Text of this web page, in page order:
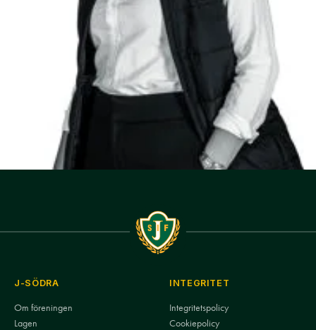
J-SÖDRA
Om föreningen
Lagen
INTEGRITET
Integritetspolicy
Cookiepolicy